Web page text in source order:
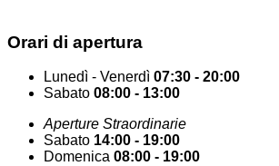
Orari di apertura
Lunedì - Venerdì 07:30 - 20:00
Sabato 08:00 - 13:00
Aperture Straordinarie
Sabato 14:00 - 19:00
Domenica 08:00 - 19:00